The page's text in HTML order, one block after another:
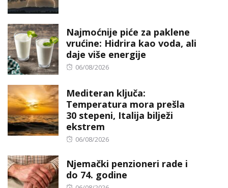
Najmoćnije piće za paklene
vrućine: Hidrira kao voda, ali
daje više energije
Posted
06/08/2026
Mediteran ključa:
Temperatura mora prešla
30 stepeni, Italija bilježi
ekstrem
Posted
06/08/2026
Njemački penzioneri rade i
do 74. godine